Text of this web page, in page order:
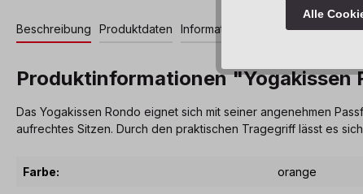
Beschreibung Produktdaten Informationen und Hinweise
Produktinformationen "Yogakissen
Das Yogakissen Rondo eignet sich mit seiner angenehmen
aufrechtes Sitzen. Durch den praktischen Tragegriff lässt es
Farbe: orange
Alle